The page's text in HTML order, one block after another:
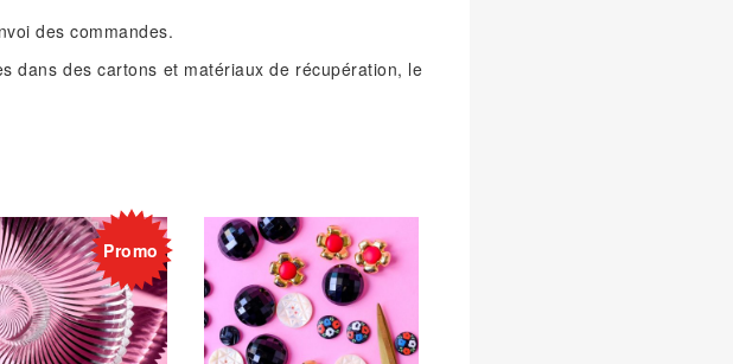
des commandes.
dans des cartons et matériaux de récupération, le
Promo